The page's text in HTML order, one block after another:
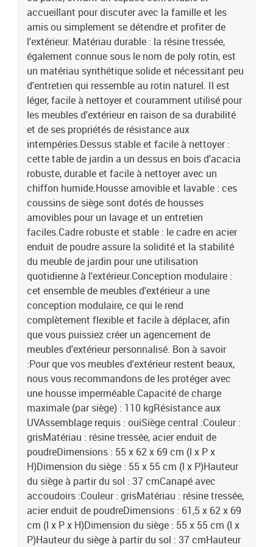
coussin de siège : mousseMatériau de remplissage du coussin de
dossier : fibre de cotonDimensions du coussin de siège : 55 x 55 x
3 cm (l x P x é)Dimensions du coussin de dossier : 55 x 45 x 13 cm
(L x l x é)La livraison contient :2 x siège central incluant une
fonction de rangement avec un sac résistant à l'eau4 x canapé
d'accoudoir avec fonction de rangement et sac résistant à l'eau1 x
table de jardin6 x coussin de dossier6 x coussin de siège avec
housse amovible et lavable
accueillant pour discuter avec la famille et les
amis ou simplement se détendre et profiter de
l'extérieur. Matériau durable : la résine tressée,
également connue sous le nom de poly rotin, est
un matériau synthétique solide et nécessitant peu
d'entretien qui ressemble au rotin naturel. Il est
léger, facile à nettoyer et couramment utilisé pour
les meubles d'extérieur en raison de sa durabilité
et de ses propriétés de résistance aux
intempéries.Dessus stable et facile à nettoyer :
cette table de jardin a un dessus en bois d'acacia
robuste, durable et facile à nettoyer avec un
chiffon humide.Housse amovible et lavable : ces
coussins de siège sont dotés de housses
amovibles pour un lavage et un entretien
faciles.Cadre robuste et stable : le cadre en acier
enduit de poudre assure la solidité et la stabilité
du meuble de jardin pour une utilisation
quotidienne à l'extérieur.Conception modulaire :
cet ensemble de meubles d'extérieur a une
conception modulaire, ce qui le rend
complètement flexible et facile à déplacer, afin
que vous puissiez créer un agencement de
meubles d'extérieur personnalisé. Bon à savoir
:Pour que vos meubles d'extérieur restent beaux,
nous vous recommandons de les protéger avec
une housse imperméable.Capacité de charge
maximale (par siège) : 110 kgRésistance aux
UVAssemblage requis : ouiSiège central :Couleur :
grisMatériau : résine tressée, acier enduit de
poudreDimensions : 55 x 62 x 69 cm (l x P x
H)Dimension du siège : 55 x 55 cm (l x P)Hauteur
du siège à partir du sol : 37 cmCanapé avec
accoudoirs :Couleur : grisMatériau : résine tressée,
acier enduit de poudreDimensions : 61,5 x 62 x 69
cm (l x P x H)Dimension du siège : 55 x 55 cm (l x
P)Hauteur du siège à partir du sol : 37 cmHauteur